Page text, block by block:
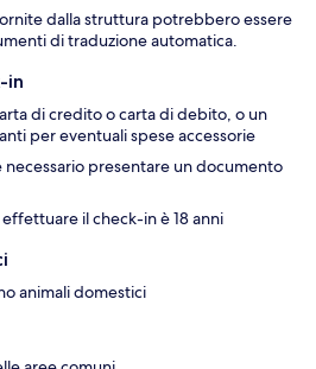
dalla struttura potrebbero essere
di traduzione automatica.
in
di credito o carta di debito, o un
per eventuali spese accessorie
necessario presentare un documento
il check-in è 18 anni
animali domestici